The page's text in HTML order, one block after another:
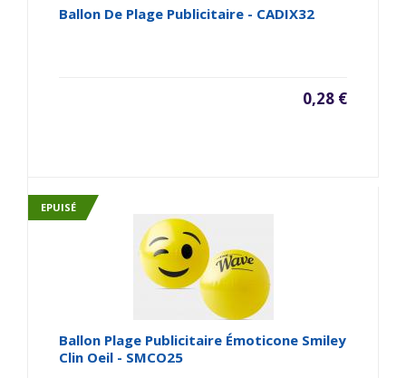
Ballon De Plage Publicitaire - CADIX32
0,28 €
EPUISÉ
Ballon Plage Publicitaire Émoticone Smiley
Clin Oeil - SMCO25